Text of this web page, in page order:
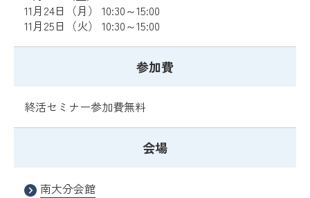
11月24日（月） 10:30～15:00
11月25日（火） 10:30～15:00
参加費
終活セミナー参加費無料
会場
南大分会館